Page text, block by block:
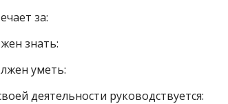
за:
знать:
уметь:
деятельности руководствуется: